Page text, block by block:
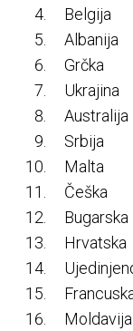
Belgija
Albanija
Grčka
Ukrajina
Australija
Srbija
Malta
Češka
Bugarska
Hrvatska
Moldavija